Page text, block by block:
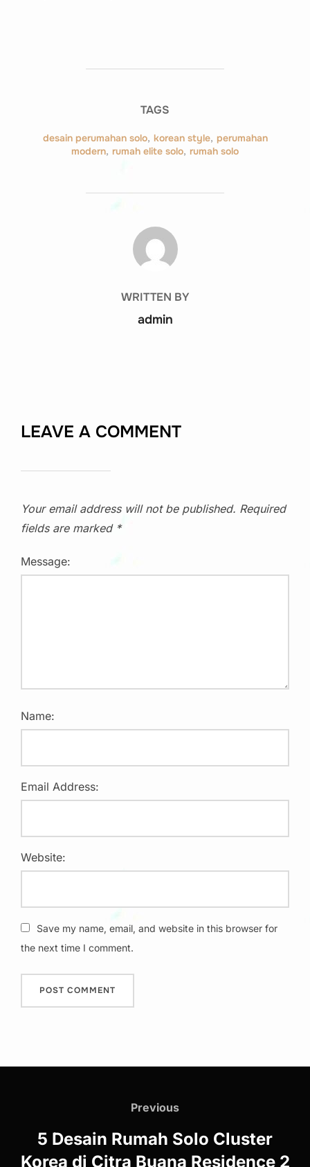
TAGS
desain perumahan solo, korean style, perumahan
modern, rumah elite solo, rumah solo
POST AUTHOR
WRITTEN BY
admin
LEAVE A COMMENT
Your email address will not be published. Required
fields are marked *
Message:
Name:
Email Address:
Website:
Save my name, email, and website in this browser for
the next time I comment.
Previous
Previous
5 Desain Rumah Solo Cluster
Korea di Citra Buana Residence 2